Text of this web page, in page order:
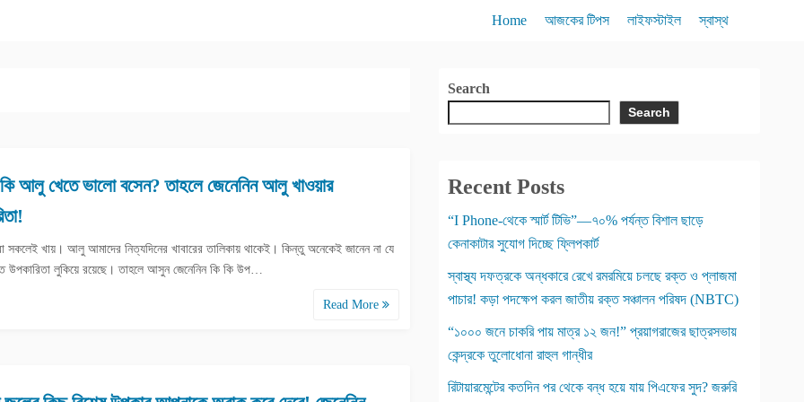
Home আজকের টিপস লাইফস্টাইল স্বাস্থ
আলু খেতে ভালো বসেন? তাহলে জেনেনিন আলু খাওয়ার
খায়। আলু আমাদের নিত্যদিনের খাবারের তালিকায় থাকেই। কিন্তু অনেকেই জানেন না যে
লুকিয়ে রয়েছে। তাহলে আসুন জেনেনিন কি কি উপ…
Read More
Search
Search
Recent Posts
“I Phone-থেকে স্মার্ট টিভি”—৭০% পর্যন্ত বিশাল ছাড়ে
কেনাকাটার সুযোগ দিচ্ছে ফ্লিপকার্ট
স্বাস্থ্য দফত্রকে অন্ধকারে রেখে রমরমিয়ে চলছে রক্ত ও প্লাজমা
পাচার! কড়া পদক্ষেপ করল জাতীয় রক্ত সঞ্চালন পরিষদ (NBTC)
“১০০০ জনে চাকরি পায় মাত্র ১২ জন!” প্রয়াগরাজের ছাত্রসভায়
কেন্দ্রকে তুলোধোনা রাহুল গান্ধীর
রিটায়ারমেন্টের কতদিন পর থেকে বন্ধ হয়ে যায় পিএফের সুদ? জরুরি